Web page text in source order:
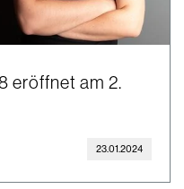
eröffnet am 2.
23.01.2024